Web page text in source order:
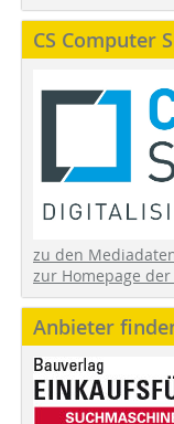
CS Computer
zu den Mediadaten
zur Homepage der
Anbieter